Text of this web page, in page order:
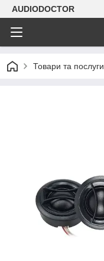
AUDIODOCTOR
Товари та послуги